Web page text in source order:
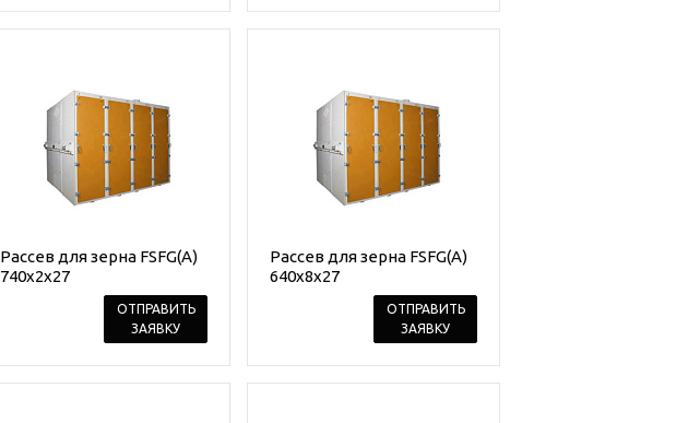
Рассев для зерна FSFG(A)
740x2x27
ОТПРАВИТЬ
ЗАЯВКУ
Рассев для зерна FSFG(A)
640x8x27
ОТПРАВИТЬ
ЗАЯВКУ